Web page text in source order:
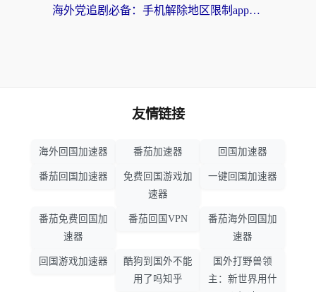
海外党追剧必备：手机解除地区限制app怎么选？解决央视视频&国内剧地区限制全指南
友情链接
海外回国加速器 番茄加速器 回国加速器
番茄回国加速器
免费回国游戏加
速器
一键回国加速器
番茄免费回国加
速器
番茄回国VPN
番茄海外回国加
速器
回国游戏加速器
酷狗到国外不能
用了吗知乎
国外打野兽领
主：新世界用什